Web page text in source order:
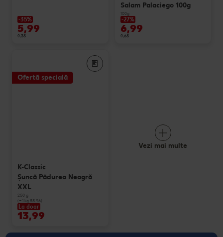
-35%
5,99
9,35
Salam Palaciego 100g
100g
-27%
6,99
9,65
Ofertă specială
K-Classic
Şuncă Pădurea Neagră
XXL
250 g
(=1 kg 55.96)
La doar
13,99
Vezi mai multe